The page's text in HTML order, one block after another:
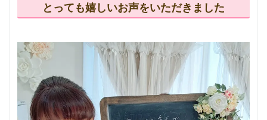
とっても嬉しいお声をいただきました